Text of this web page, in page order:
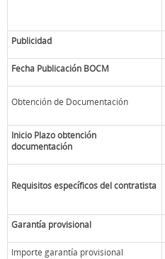
Publicidad
Fecha Publicación BOCM
Obtención de Documentación
Inicio Plazo obtención
documentación
Requisitos específicos del contratista
Garantía provisional
Importe garantía provisional